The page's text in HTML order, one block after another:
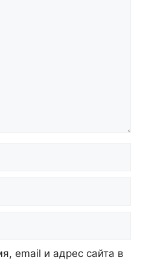
email и адрес сайта в